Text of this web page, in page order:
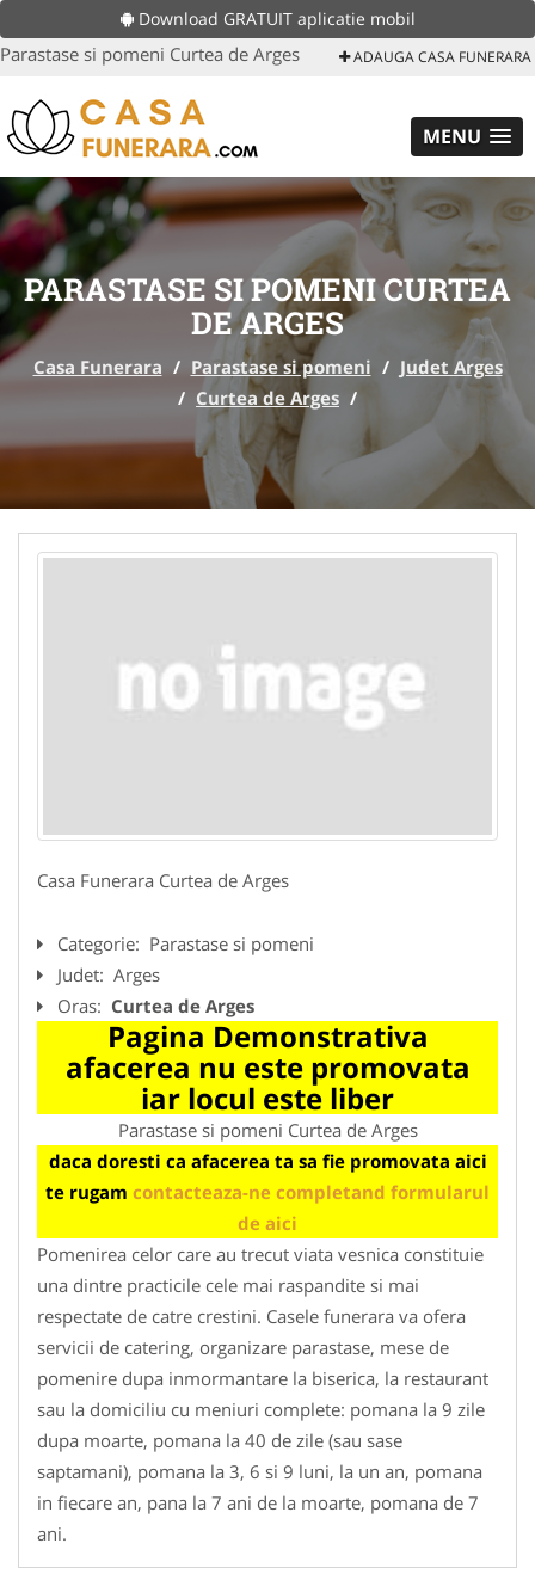
Download GRATUIT aplicatie mobil
Parastase si pomeni Curtea de Arges ADAUGA CASA FUNERARA
MENU
PARASTASE SI POMENI CURTEA
DE ARGES
Casa Funerara / Parastase si pomeni / Judet Arges
/ Curtea de Arges /
Casa Funerara Curtea de Arges
Categorie: Parastase si pomeni
Judet: Arges
Oras: Curtea de Arges
Pagina Demonstrativa
afacerea nu este promovata
iar locul este liber
Parastase si pomeni Curtea de Arges
daca doresti ca afacerea ta sa fie promovata aici
te rugam contacteaza-ne completand formularul
de aici
Pomenirea celor care au trecut viata vesnica constituie
una dintre practicile cele mai raspandite si mai
respectate de catre crestini. Casele funerara va ofera
servicii de catering, organizare parastase, mese de
pomenire dupa inmormantare la biserica, la restaurant
sau la domiciliu cu meniuri complete: pomana la 9 zile
dupa moarte, pomana la 40 de zile (sau sase
saptamani), pomana la 3, 6 si 9 luni, la un an, pomana
in fiecare an, pana la 7 ani de la moarte, pomana de 7
ani.